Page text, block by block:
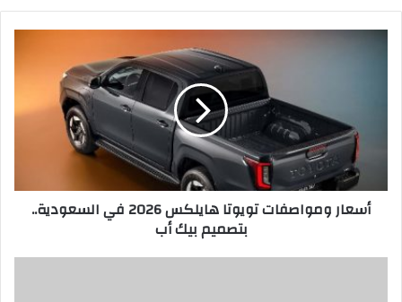
السعودية..
بتصميم
بيك
أسعار ومواصفات تويوتا هايلكس 2026 في السعودية..
بتصميم بيك أب